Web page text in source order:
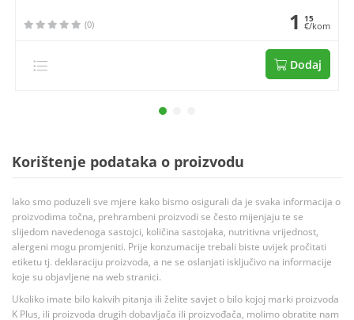
(0) 1 15
€/kom
Dodaj
Korištenje podataka o proizvodu
Iako smo poduzeli sve mjere kako bismo osigurali da je svaka informacija o
proizvodima točna, prehrambeni proizvodi se često mijenjaju te se
slijedom navedenoga sastojci, količina sastojaka, nutritivna vrijednost,
alergeni mogu promjeniti. Prije konzumacije trebali biste uvijek pročitati
etiketu tj. deklaraciju proizvoda, a ne se oslanjati isključivo na informacije
koje su objavljene na web stranici.
Ukoliko imate bilo kakvih pitanja ili želite savjet o bilo kojoj marki proizvoda
K Plus, ili proizvoda drugih dobavljača ili proizvođača, molimo obratite nam